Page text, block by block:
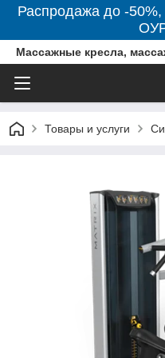
Распродажа до -
Массажные кресла,
Товары и услуги